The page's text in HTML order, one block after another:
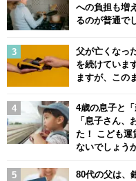
への負担も増
るのが普通で
父が亡くなっ
を続けていま
ますが、この
4歳の息子と
「息子さん、
た！ こども運
ないでしょう
80代の父は、